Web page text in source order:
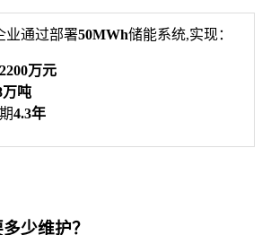
业通过部署50MWh储能系统,实现：
2200万元
万吨
4.3年
少维护？